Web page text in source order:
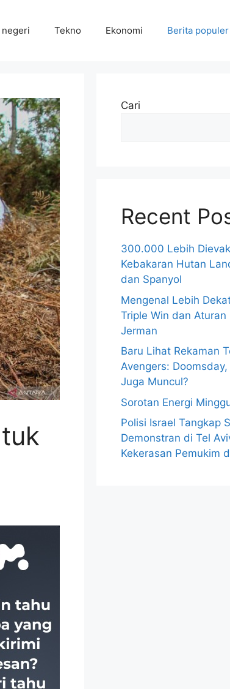
negeri Tekno Ekonomi Berita populer
Cari
Recent
300.000 Lebih
Kebakaran Hutan
dan Spanyol
Mengenal Lebih
Triple Win dan Aturan
Jerman
Baru Lihat Rekaman
Avengers:
Juga Muncul?
Sorotan Energi
Polisi Israel Tangkap
Demonstran di Tel
Kekerasan Pemukim